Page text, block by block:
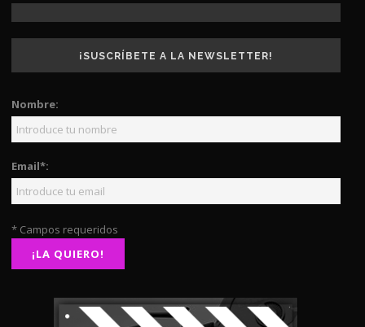
¡SUSCRÍBETE A LA NEWSLETTER!
Nombre:
Email*:
* Campos requeridos